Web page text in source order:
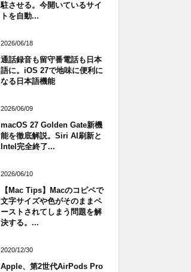
駐させる。今開いているサイ
トを自動...
2026/06/18
通話録音も留守番電話も日本
語に。iOS 27で地味に便利に
なる日本語機能
2026/06/09
macOS 27 Golden Gate新機
能を徹底解説。Siri AI刷新と
Intel完全終了...
2026/06/10
【Mac Tips】Macのコピペで
文字サイズや色がそのままペ
ーストされてしまう問題を解
決する。...
2020/12/30
Apple、第2世代AirPods Pro